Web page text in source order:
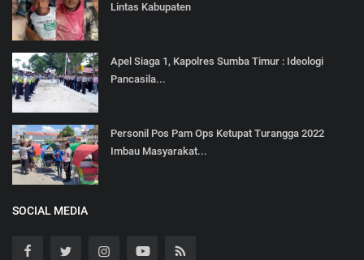
Lintas Kabupaten
Apel Siaga 1, Kapolres Sumba Timur : Ideologi
Pancasila...
Personil Pos Pam Ops Ketupat Turangga 2022
Imbau Masyarakat...
SOCIAL MEDIA